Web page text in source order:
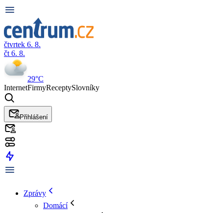
čtvrtek 6. 8.
čt 6. 8.
29°C
InternetFirmyReceptySlovníky
Přihlášení
Zprávy
Domácí